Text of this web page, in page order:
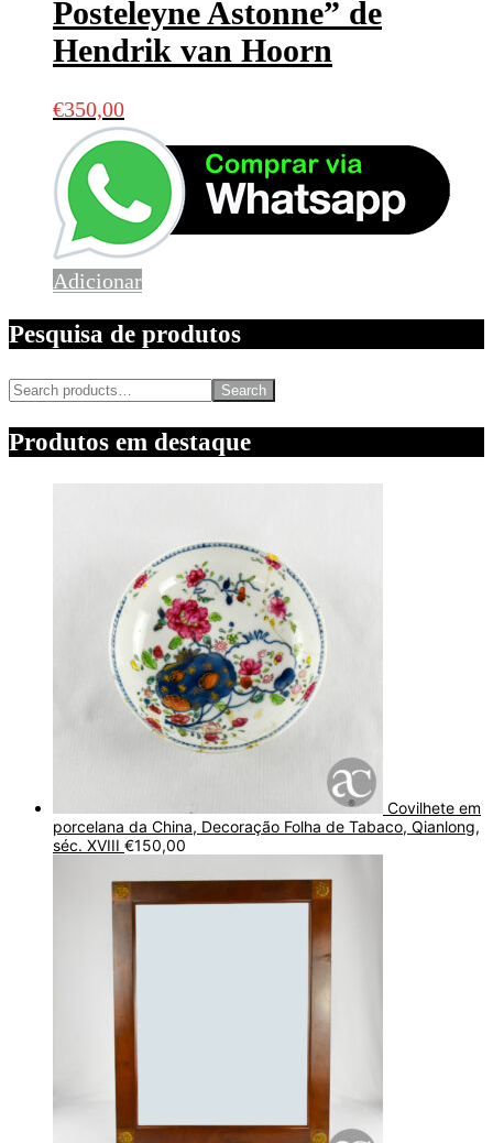
Posteleyne Astonne” de
Hendrik van Hoorn
€350,00
Adicionar
Pesquisa de produtos
Search
Produtos em destaque
Covilhete em
porcelana da China, Decoração Folha de Tabaco, Qianlong,
séc. XVIII €150,00